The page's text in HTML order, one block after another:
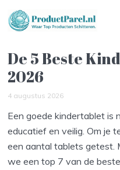
De 5 Beste
2026
4 augustus 2026
Een goede kindertablet is
educatief en veilig. Om je
een aantal tablets getest.
we een top 7 van de